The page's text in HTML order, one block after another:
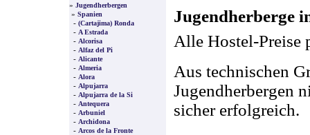
» Jugendherbergen
» Spanien
- (Cartajima) Ronda
- A Estrada
- Alcorisa
- Alfaz del Pi
- Alicante
- Almeria
- Alora
- Alpujarra
- Alpujarra de la Si
- Antequera
- Arbuniel
- Archidona
- Arcos de la Fronte
Jugendherberge
Alle Hostel-Preise
Aus technischen
Jugendherbergen
sicher erfolgreich.